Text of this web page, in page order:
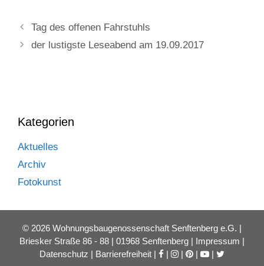
Tag des offenen Fahrstuhls
der lustigste Leseabend am 19.09.2017
Kategorien
Aktuelles
Archiv
Fotokunst
© 2026 Wohnungsbaugenossenschaft Senftenberg e.G. |
Briesker Straße 86 - 88 | 01968 Senftenberg | Impressum |
Datenschutz | Barrierefreiheit | | | | |